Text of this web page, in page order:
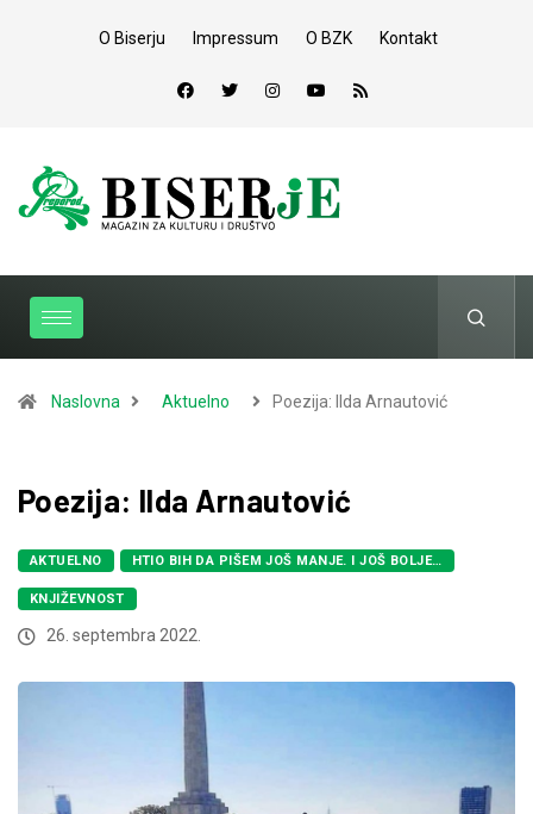
O Biserju Impressum O BZK Kontakt
Naslovna Aktuelno Poezija: Ilda Arnautović
Poezija: Ilda Arnautović
AKTUELNO HTIO BIH DA PIŠEM JOŠ MANJE. I JOŠ BOLJE…
KNJIŽEVNOST
26. septembra 2022.